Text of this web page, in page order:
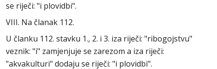
se riječi: "i plovidbi".
VIII. Na članak 112.
U članku 112. stavku 1., 2. i 3. iza riječi: "ribogojstvu"
veznik: "i" zamjenjuje se zarezom a iza riječi:
"akvakulturi" dodaju se riječi: "i plovidbi".